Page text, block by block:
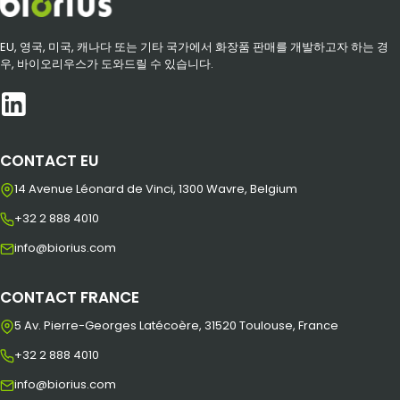
EU, 영국, 미국, 캐나다 또는 기타 국가에서 화장품 판매를 개발하고자 하는 경
우, 바이오리우스가 도와드릴 수 있습니다.
CONTACT EU
14 Avenue Léonard de Vinci, 1300 Wavre, Belgium
+32 2 888 4010
info@biorius.com
CONTACT FRANCE
5 Av. Pierre-Georges Latécoère, 31520 Toulouse, France
+32 2 888 4010
info@biorius.com